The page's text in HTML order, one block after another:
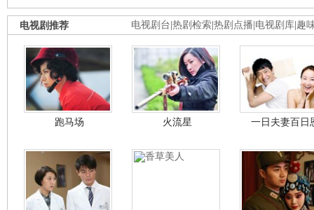
电视剧台 热剧检索 热剧点播 电视剧库 趣
电视剧推荐
跑马场 火流星 一日夫妻百日